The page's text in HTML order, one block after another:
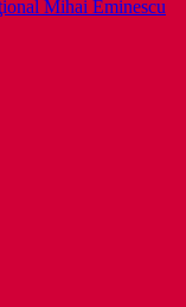
Mihai Eminescu